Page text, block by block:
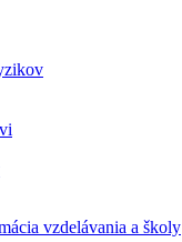
vzdelávania a školy